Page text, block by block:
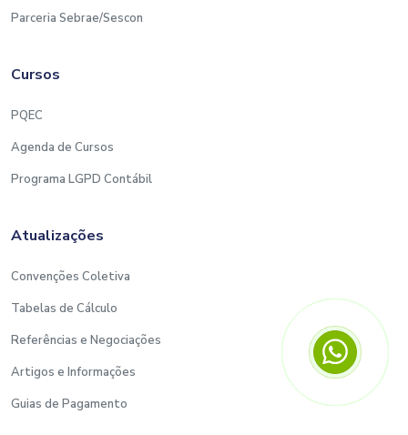
Parceria Sebrae/Sescon
Cursos
PQEC
Agenda de Cursos
Programa LGPD Contábil
Atualizações
Convenções Coletiva
Tabelas de Cálculo
Referências e Negociações
Artigos e Informações
Guias de Pagamento